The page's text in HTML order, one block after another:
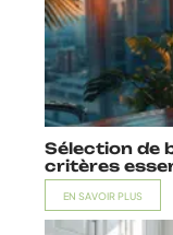
Sélection de
critères
EN SAVOIR PLUS